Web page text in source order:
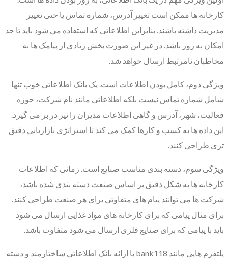
کارخانه ها ممکن است تغییر آدرس، شماره تماس یا حتی تغییر
مدیریت داشته باشند. بنابراین اطلاعاتی که استفاده می شود باید تا حد
امکان به روز باشد. در غیر این صورت بخش زیادی از پیامک ها به
مخاطبان نامرتبط ارسال خواهد شد.
ویژگی دوم، کامل بودن اطلاعات است. یک بانک اطلاعاتی خوب تنها
شامل شماره تماس نیست بلکه اطلاعاتی مانند نام شرکت، حوزه
فعالیت، شهر، آدرس و گاهی اطلاعات مدیران را نیز در بر می گیرد.
این داده ها به کسب و کارها کمک می کند تا استراتژی بازاریابی دقیق
تری طراحی کنند.
ویژگی سوم، دسته بندی مناسب صنایع است. زمانی که اطلاعات
کارخانه ها به شکل دقیق بر اساس صنعت دسته بندی شده باشد،
شرکت ها می توانند پیام های متفاوتی برای هر صنعت طراحی کنند.
برای مثال پیامی که برای کارخانه های مواد غذایی ارسال می شود
باید با پیامی که برای صنایع فلزی ارسال می شود متفاوت باشد.
پلتفرم هایی مانند bank118 با ارائه بانک اطلاعاتی ساختارمند و دسته